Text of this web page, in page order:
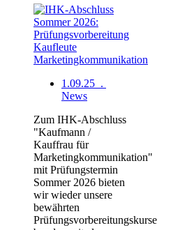
1.09.25 .
News
Zum IHK-Abschluss
"Kaufmann /
Kauffrau für
Marketingkommunikation"
mit Prüfungstermin
Sommer 2026 bieten
wir wieder unsere
bewährten
Prüfungsvorbereitungskurse